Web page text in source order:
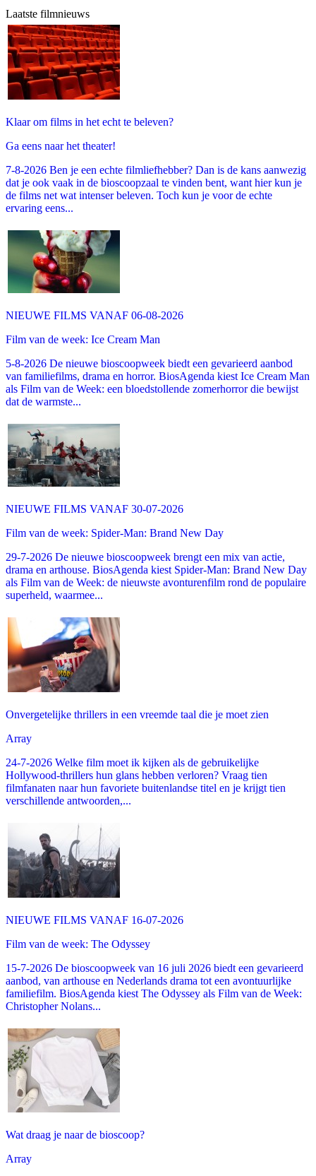
Laatste filmnieuws
Klaar om films in het echt te beleven?
Ga eens naar het theater!
7-8-2026 Ben je een echte filmliefhebber? Dan is de kans aanwezig
dat je ook vaak in de bioscoopzaal te vinden bent, want hier kun je
de films net wat intenser beleven. Toch kun je voor de echte
ervaring eens...
NIEUWE FILMS VANAF 06-08-2026
Film van de week: Ice Cream Man
5-8-2026 De nieuwe bioscoopweek biedt een gevarieerd aanbod
van familiefilms, drama en horror. BiosAgenda kiest Ice Cream Man
als Film van de Week: een bloedstollende zomerhorror die bewijst
dat de warmste...
NIEUWE FILMS VANAF 30-07-2026
Film van de week: Spider-Man: Brand New Day
29-7-2026 De nieuwe bioscoopweek brengt een mix van actie,
drama en arthouse. BiosAgenda kiest Spider-Man: Brand New Day
als Film van de Week: de nieuwste avonturenfilm rond de populaire
superheld, waarmee...
Onvergetelijke thrillers in een vreemde taal die je moet zien
Array
24-7-2026 Welke film moet ik kijken als de gebruikelijke
Hollywood-thrillers hun glans hebben verloren? Vraag tien
filmfanaten naar hun favoriete buitenlandse titel en je krijgt tien
verschillende antwoorden,...
NIEUWE FILMS VANAF 16-07-2026
Film van de week: The Odyssey
15-7-2026 De bioscoopweek van 16 juli 2026 biedt een gevarieerd
aanbod, van arthouse en Nederlands drama tot een avontuurlijke
familiefilm. BiosAgenda kiest The Odyssey als Film van de Week:
Christopher Nolans...
Wat draag je naar de bioscoop?
Array